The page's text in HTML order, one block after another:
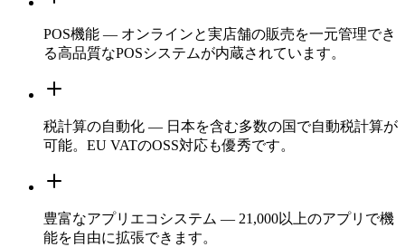
POS機能 — オンラインと実店舗の販売を一元管理でき
る高品質なPOSシステムが内蔵されています。
税計算の自動化 — 日本を含む多数の国で自動税計算が
可能。EU VATのOSS対応も優秀です。
豊富なアプリエコシステム — 21,000以上のアプリで機
能を自由に拡張できます。